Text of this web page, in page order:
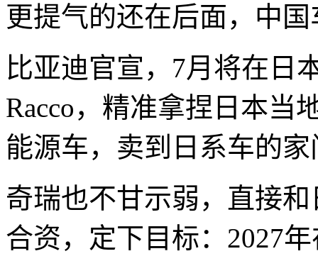
更提气的还在后面，中
比亚迪官宣，7月将在日
Racco，精准拿捏日本当
能源车，卖到日系车的家
奇瑞也不甘示弱，直接
合资，定下目标：2027